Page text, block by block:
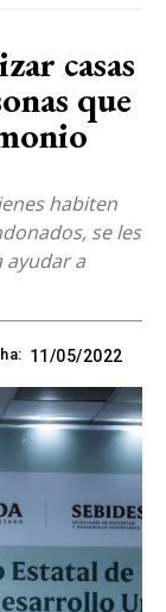
casas
que
habiten
se les
ayudar a
11/05/2022